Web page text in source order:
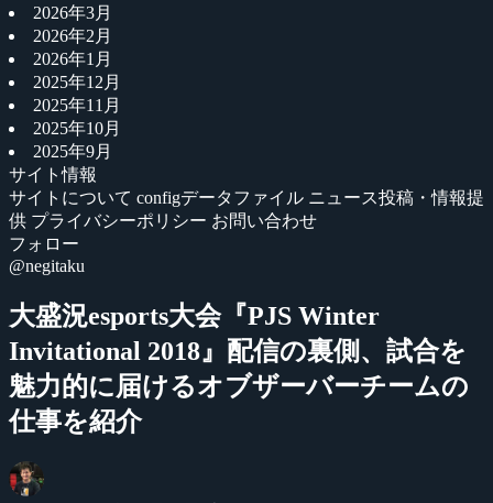
2026年3月
2026年2月
2026年1月
2025年12月
2025年11月
2025年10月
2025年9月
サイト情報
サイトについて configデータファイル ニュース投稿・情報提
供 プライバシーポリシー お問い合わせ
フォロー
@negitaku
大盛況esports大会『PJS Winter
Invitational 2018』配信の裏側、試合を
魅力的に届けるオブザーバーチームの
仕事を紹介